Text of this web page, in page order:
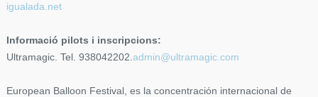
igualada.net
Informació pilots i inscripcions:
Ultramagic. Tel. 938042202. admin@ultramagic.com
European Balloon Festival, es la concentración internacional de